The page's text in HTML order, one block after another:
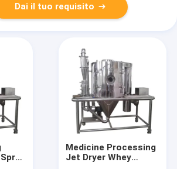
Dai il tuo requisito
Medicine Processing
Jet Dryer Whey